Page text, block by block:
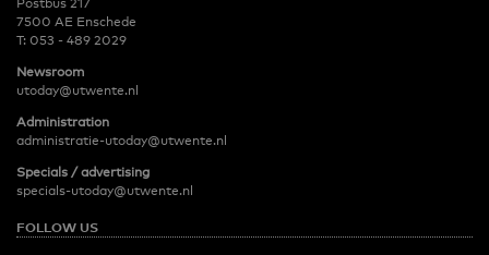
Postbus 217
7500 AE Enschede
T: 053 - 489 2029
Newsroom
utoday@utwente.nl
Administration
administratie-utoday@utwente.nl
Specials / advertising
specials-utoday@utwente.nl
FOLLOW US